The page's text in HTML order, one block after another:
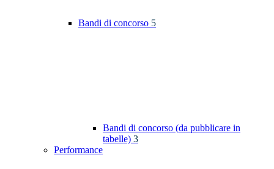
Bandi di concorso 5
Bandi di concorso (da pubblicare in
tabelle) 3
Performance